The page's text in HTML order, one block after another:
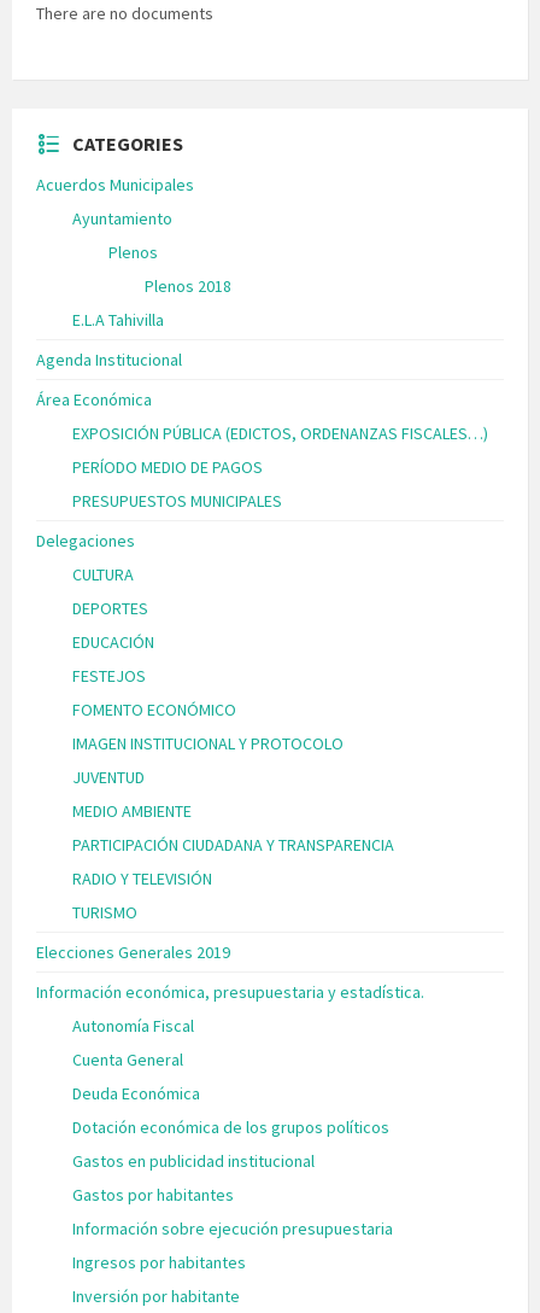
There are no documents
CATEGORIES
Acuerdos Municipales
Ayuntamiento
Plenos
Plenos 2018
E.L.A Tahivilla
Agenda Institucional
Área Económica
EXPOSICIÓN PÚBLICA (EDICTOS, ORDENANZAS FISCALES…)
PERÍODO MEDIO DE PAGOS
PRESUPUESTOS MUNICIPALES
Delegaciones
CULTURA
DEPORTES
EDUCACIÓN
FESTEJOS
FOMENTO ECONÓMICO
IMAGEN INSTITUCIONAL Y PROTOCOLO
JUVENTUD
MEDIO AMBIENTE
PARTICIPACIÓN CIUDADANA Y TRANSPARENCIA
RADIO Y TELEVISIÓN
TURISMO
Elecciones Generales 2019
Información económica, presupuestaria y estadística.
Autonomía Fiscal
Cuenta General
Deuda Económica
Dotación económica de los grupos políticos
Gastos en publicidad institucional
Gastos por habitantes
Información sobre ejecución presupuestaria
Ingresos por habitantes
Inversión por habitante